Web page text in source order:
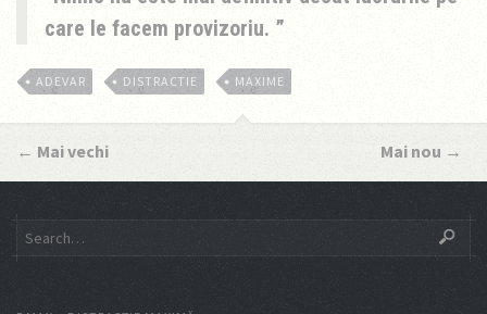
care le facem provizoriu.
ADEVAR DISTRACTIE MAXIME
← Mai vechi Mai nou →